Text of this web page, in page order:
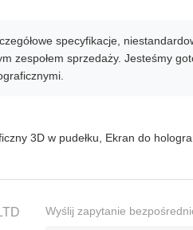
specyfikacje,
zespołem sprzedaży. Jesteśmy
3D w pudełku Ekran do
Wyślij zapytanie